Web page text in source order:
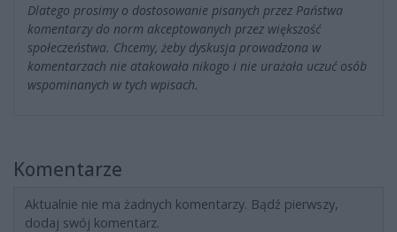
Dlatego prosimy o dostosowanie pisanych przez Państwa
komentarzy do norm akceptowanych przez większość
społeczeństwa. Chcemy, żeby dyskusja prowadzona w
komentarzach nie atakowała nikogo i nie urażała uczuć osób
wspominanych w tych wpisach.
Komentarze
Aktualnie nie ma żadnych komentarzy. Bądź pierwszy,
dodaj swój komentarz.